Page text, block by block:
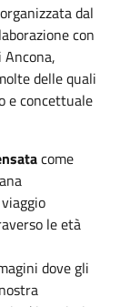
dal
con
Ancona,
delle quali
e concettuale
come
le età
dove gli